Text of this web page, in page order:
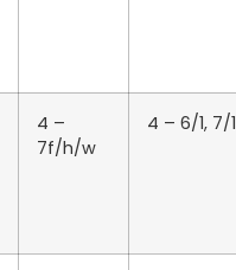
4 –
7f/h/w
4 – 6/1, 7/1